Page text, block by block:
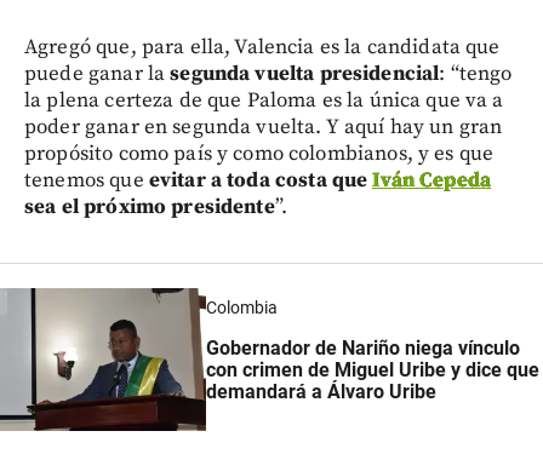
Agregó que, para ella, Valencia es la candidata que
puede ganar lasegunda vuelta presidencial: “tengo
la plena certeza de que Paloma es la única que va a
poder ganar en segunda vuelta. Y aquí hay un gran
propósito como país y como colombianos, y es que
tenemos que evitar a toda costa queIván Cepeda
sea el próximo presidente”.
Colombia
Gobernador de Nariño niega vínculo
con crimen de Miguel Uribe y dice que
demandará a Álvaro Uribe